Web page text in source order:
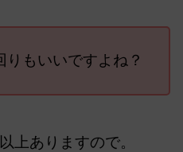
りもいいですよね？
上ありますので。